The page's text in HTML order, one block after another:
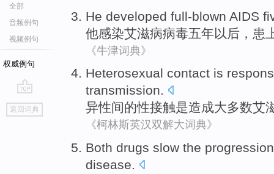
全部
音频例句
视频例句
权威例句
go
top
返回词典
He developed full-blown AIDS
他感染艾滋病病毒五年 以后， 患
《牛津词典》
Heterosexual contact is
transmission.
异性间的性接触是造成大多数艾
《柯林斯英汉双解大词典》
Both drugs slow the progression
disease.